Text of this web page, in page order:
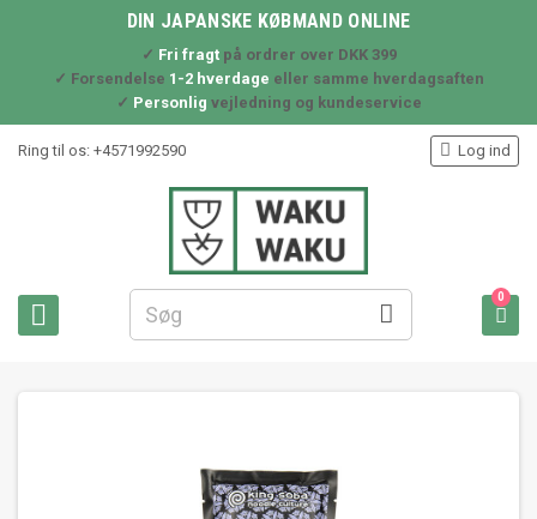
DIN JAPANSKE KØBMAND ONLINE
✓ Fri fragtpå ordrer over DKK 399
✓ Forsendelse 1-2 hverdage eller samme hverdagsaften
✓ Personlig vejledning og kundeservice
Ring til os: +4571992590
 
 Log ind

0